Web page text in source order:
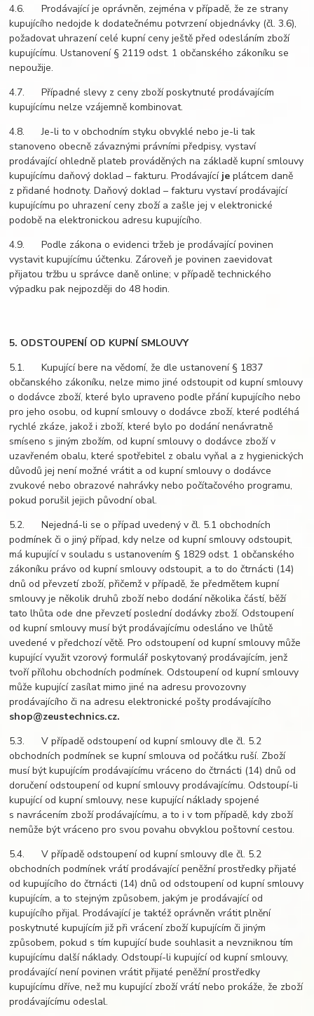
4.6. Prodávající je oprávněn, zejména v případě, že ze strany
kupujícího nedojde k dodatečnému potvrzení objednávky (čl. 3.6),
požadovat uhrazení celé kupní ceny ještě před odesláním zboží
kupujícímu. Ustanovení § 2119 odst. 1 občanského zákoníku se
nepoužije.
4.7. Případné slevy z ceny zboží poskytnuté prodávajícím
kupujícímu nelze vzájemně kombinovat.
4.8. Je-li to v obchodním styku obvyklé nebo je-li tak
stanoveno obecně závaznými právními předpisy, vystaví
prodávající ohledně plateb prováděných na základě kupní smlouvy
kupujícímu daňový doklad – fakturu. Prodávající je plátcem daně
z přidané hodnoty. Daňový doklad – fakturu vystaví prodávající
kupujícímu po uhrazení ceny zboží a zašle jej v elektronické
podobě na elektronickou adresu kupujícího.
4.9. Podle zákona o evidenci tržeb je prodávající povinen
vystavit kupujícímu účtenku. Zároveň je povinen zaevidovat
přijatou tržbu u správce daně online; v případě technického
výpadku pak nejpozději do 48 hodin.
5. ODSTOUPENÍ OD KUPNÍ SMLOUVY
5.1. Kupující bere na vědomí, že dle ustanovení § 1837
občanského zákoníku, nelze mimo jiné odstoupit od kupní smlouvy
o dodávce zboží, které bylo upraveno podle přání kupujícího nebo
pro jeho osobu, od kupní smlouvy o dodávce zboží, které podléhá
rychlé zkáze, jakož i zboží, které bylo po dodání nenávratně
smíseno s jiným zbožím, od kupní smlouvy o dodávce zboží v
uzavřeném obalu, které spotřebitel z obalu vyňal a z hygienických
důvodů jej není možné vrátit a od kupní smlouvy o dodávce
zvukové nebo obrazové nahrávky nebo počítačového programu,
pokud porušil jejich původní obal.
5.2. Nejedná-li se o případ uvedený v čl. 5.1 obchodních
podmínek či o jiný případ, kdy nelze od kupní smlouvy odstoupit,
má kupující v souladu s ustanovením § 1829 odst. 1 občanského
zákoníku právo od kupní smlouvy odstoupit, a to do čtrnácti (14)
dnů od převzetí zboží, přičemž v případě, že předmětem kupní
smlouvy je několik druhů zboží nebo dodání několika částí, běží
tato lhůta ode dne převzetí poslední dodávky zboží. Odstoupení
od kupní smlouvy musí být prodávajícímu odesláno ve lhůtě
uvedené v předchozí větě. Pro odstoupení od kupní smlouvy může
kupující využit vzorový formulář poskytovaný prodávajícím, jenž
tvoří přílohu obchodních podmínek. Odstoupení od kupní smlouvy
může kupující zasílat mimo jiné na adresu provozovny
prodávajícího či na adresu elektronické pošty prodávajícího
shop@zeustechnics.cz.
5.3. V případě odstoupení od kupní smlouvy dle čl. 5.2
obchodních podmínek se kupní smlouva od počátku ruší. Zboží
musí být kupujícím prodávajícímu vráceno do čtrnácti (14) dnů od
doručení odstoupení od kupní smlouvy prodávajícímu. Odstoupí-li
kupující od kupní smlouvy, nese kupující náklady spojené
s navrácením zboží prodávajícímu, a to i v tom případě, kdy zboží
nemůže být vráceno pro svou povahu obvyklou poštovní cestou.
5.4. V případě odstoupení od kupní smlouvy dle čl. 5.2
obchodních podmínek vrátí prodávající peněžní prostředky přijaté
od kupujícího do čtrnácti (14) dnů od odstoupení od kupní smlouvy
kupujícím, a to stejným způsobem, jakým je prodávající od
kupujícího přijal. Prodávající je taktéž oprávněn vrátit plnění
poskytnuté kupujícím již při vrácení zboží kupujícím či jiným
způsobem, pokud s tím kupující bude souhlasit a nevzniknou tím
kupujícímu další náklady. Odstoupí-li kupující od kupní smlouvy,
prodávající není povinen vrátit přijaté peněžní prostředky
kupujícímu dříve, než mu kupující zboží vrátí nebo prokáže, že zboží
prodávajícímu odeslal.